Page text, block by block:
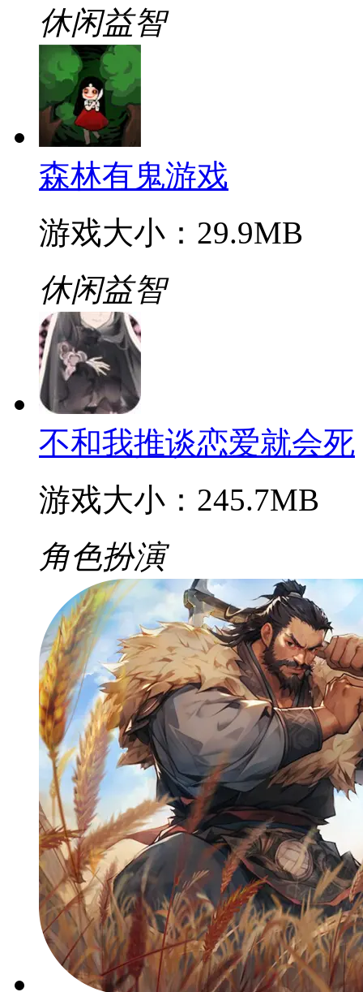
休闲益智
森林有鬼游戏
游戏大小：29.9MB
休闲益智
不和我推谈恋爱就会死
游戏大小：245.7MB
角色扮演